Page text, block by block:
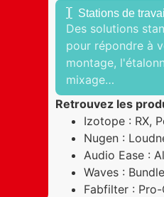
Stations de travail
Des solutions
pour répondre à
montage,
mixage…
Retrouvez les
Izotope : RX,
Nugen :
Audio Ease :
Waves :
Fabfilter : Pro-